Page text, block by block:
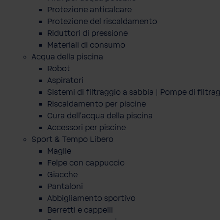
Protezione anticalcare
Protezione del riscaldamento
Riduttori di pressione
Materiali di consumo
Acqua della piscina
Robot
Aspiratori
Sistemi di filtraggio a sabbia | Pompe di
Riscaldamento per piscine
Cura dell'acqua della piscina
Accessori per piscine
Sport & Tempo Libero
Maglie
Felpe con cappuccio
Giacche
Pantaloni
Abbigliamento sportivo
Berretti e cappelli